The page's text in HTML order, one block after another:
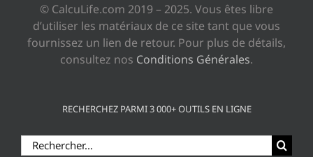
© CalcuLife.com 2019 – 2025. Vous êtes libre
d’utiliser les matériaux de ce site tant que vous
fournissez un lien de retour. Pour plus de détails,
consultez nos Conditions Générales.
RECHERCHEZ PARMI 3 000+ OUTILS EN LIGNE
Rechercher: